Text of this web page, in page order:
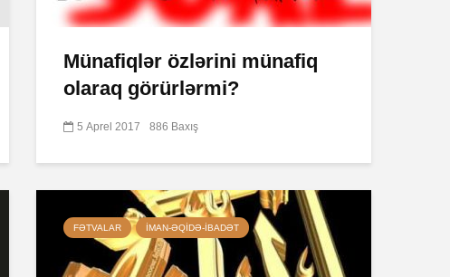
Münafiqlər özlərini münafiq
olaraq görürlərmi?
5 Aprel 2017 886 Baxış
FƏTVALAR İMAN-ƏQIDƏ-IBADƏT